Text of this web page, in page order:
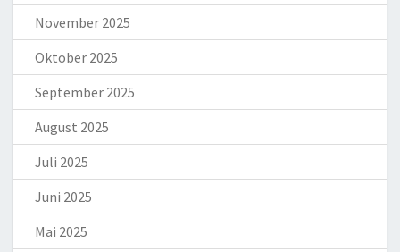
November 2025
Oktober 2025
September 2025
August 2025
Juli 2025
Juni 2025
Mai 2025